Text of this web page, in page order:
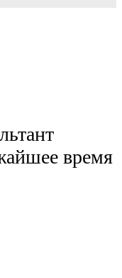
время